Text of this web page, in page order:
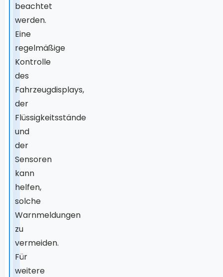
beachtet
werden.
Eine
regelmäßige
Kontrolle
des
Fahrzeugdisplays,
der
Flüssigkeitsstände
und
der
Sensoren
kann
helfen,
solche
Warnmeldungen
zu
vermeiden.
Für
weitere